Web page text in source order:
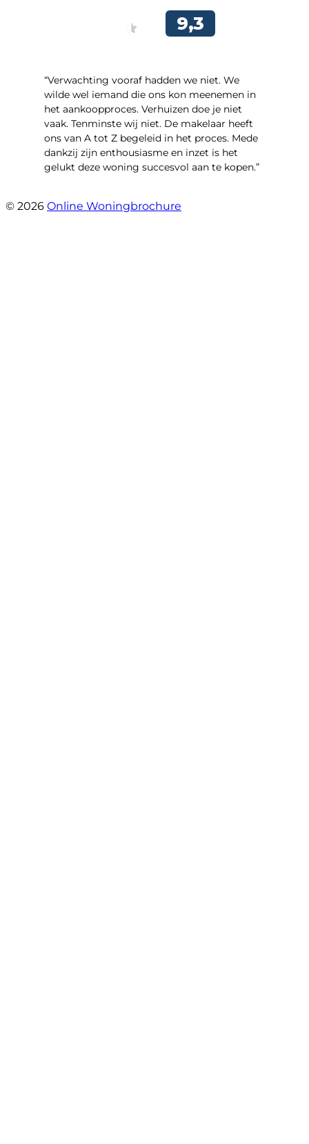
“Verwachting vooraf hadden we niet. We
wilde wel iemand die ons kon meenemen in
het aankoopproces. Verhuizen doe je niet
vaak. Tenminste wij niet. De makelaar heeft
ons van A tot Z begeleid in het proces. Mede
dankzij zijn enthousiasme en inzet is het
gelukt deze woning succesvol aan te kopen.”
© 2026 Online Woningbrochure